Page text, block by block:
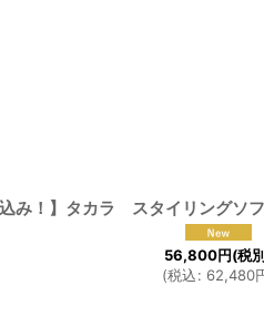
込み！】タカラ スタイリングソ
56,800円(税
(税込: 62,480